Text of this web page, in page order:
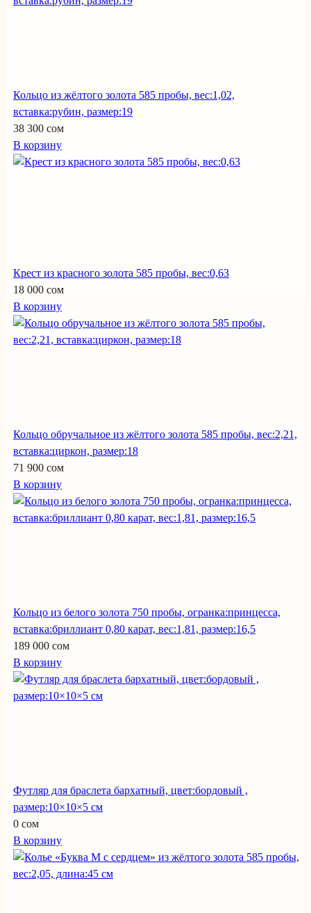
Кольцо из жёлтого золота 585 пробы, вес:1,02,
вставка:рубин, размер:19
38 300 сом
В корзину
Крест из красного золота 585 пробы, вес:0,63
18 000 сом
В корзину
Кольцо обручальное из жёлтого золота 585 пробы, вес:2,21,
вставка:циркон, размер:18
71 900 сом
В корзину
Кольцо из белого золота 750 пробы, огранка:принцесса,
вставка:бриллиант 0,80 карат, вес:1,81, размер:16,5
189 000 сом
В корзину
Футляр для браслета бархатный, цвет:бордовый ,
размер:10×10×5 см
0 сом
В корзину